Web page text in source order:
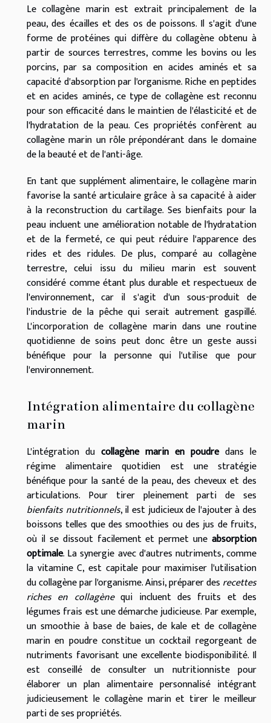
Le collagène marin est extrait principalement de la
peau, des écailles et des os de poissons. Il s'agit d'une
forme de protéines qui diffère du collagène obtenu à
partir de sources terrestres, comme les bovins ou les
porcins, par sa composition en acides aminés et sa
capacité d'absorption par l'organisme. Riche en peptides
et en acides aminés, ce type de collagène est reconnu
pour son efficacité dans le maintien de l'élasticité et de
l'hydratation de la peau. Ces propriétés confèrent au
collagène marin un rôle prépondérant dans le domaine
de la beauté et de l'anti-âge.
En tant que supplément alimentaire, le collagène marin
favorise la santé articulaire grâce à sa capacité à aider
à la reconstruction du cartilage. Ses bienfaits pour la
peau incluent une amélioration notable de l'hydratation
et de la fermeté, ce qui peut réduire l'apparence des
rides et des ridules. De plus, comparé au collagène
terrestre, celui issu du milieu marin est souvent
considéré comme étant plus durable et respectueux de
l'environnement, car il s'agit d'un sous-produit de
l'industrie de la pêche qui serait autrement gaspillé.
L'incorporation de collagène marin dans une routine
quotidienne de soins peut donc être un geste aussi
bénéfique pour la personne qui l'utilise que pour
l'environnement.
Intégration alimentaire du collagène
marin
L'intégration du collagène marin en poudredans le
régime alimentaire quotidien est une stratégie
bénéfique pour la santé de la peau, des cheveux et des
articulations. Pour tirer pleinement parti de ses
bienfaits nutritionnels, il est judicieux de l'ajouter à des
boissons telles que des smoothies ou des jus de fruits,
où il se dissout facilement et permet une absorption
optimale. La synergie avec d'autres nutriments, comme
la vitamine C, est capitale pour maximiser l'utilisation
du collagène par l'organisme. Ainsi, préparer des recettes
riches en collagènequi incluent des fruits et des
légumes frais est une démarche judicieuse. Par exemple,
un smoothie à base de baies, de kale et de collagène
marin en poudre constitue un cocktail regorgeant de
nutriments favorisant une excellente biodisponibilité. Il
est conseillé de consulter un nutritionniste pour
élaborer un plan alimentaire personnalisé intégrant
judicieusement le collagène marin et tirer le meilleur
parti de ses propriétés.